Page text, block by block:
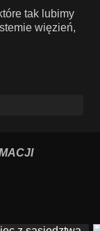
tak lubimy
więzień,